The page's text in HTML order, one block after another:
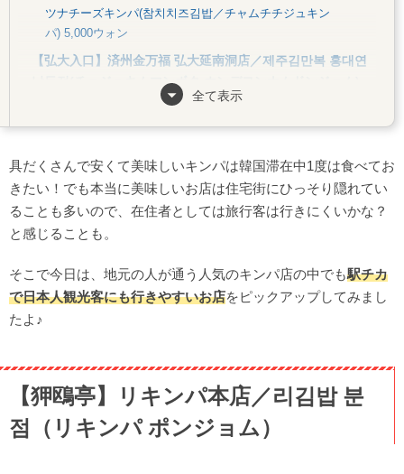
ツナチーズキンパ(참치치즈김밥／チャムチチジュキン
パ) 5,000ウォン
【弘大入口】済州金万福 弘大延南洞店／제주김만복 홍대연
남동점(チェジュキムマンボク ホンデヨンナムドンジョム)
マンボギネキンパ(만복이네김밥)6,500ウォン
キムソンセン)
エビフライキンパ(새우튀김김밥／セウティギムキンパ)4,800
ウォン
【落星垈ナクソンデ】ソップンカヌンナル／소풍가는날
【落星垈ナクソンデ】イレキンパ／이레김밥
トマトキンパ(토마토김밥)3,500ウォン
全て表示
具だくさんで安くて美味しいキンパは韓国滞在中1度は食べてお
きたい！でも本当に美味しいお店は住宅街にひっそり隠れてい
ることも多いので、在住者としては旅行客は行きにくいかな？
と感じることも。
そこで今日は、地元の人が通う人気のキンパ店の中でも駅チカ
で日本人観光客にも行きやすいお店をピックアップしてみまし
たよ♪
【狎鴎亭】リキンパ本店／리김밥 분
점（リキンパ ポンジョム）